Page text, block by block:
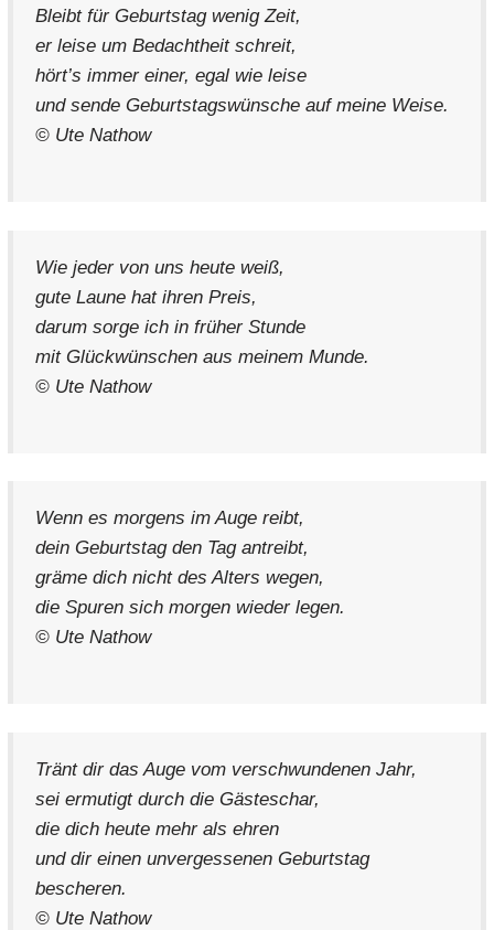
Bleibt für Geburtstag wenig Zeit,
er leise um Bedachtheit schreit,
hört’s immer einer, egal wie leise
und sende Geburtstagswünsche auf meine Weise.
© Ute Nathow
Wie jeder von uns heute weiß,
gute Laune hat ihren Preis,
darum sorge ich in früher Stunde
mit Glückwünschen aus meinem Munde.
© Ute Nathow
Wenn es morgens im Auge reibt,
dein Geburtstag den Tag antreibt,
gräme dich nicht des Alters wegen,
die Spuren sich morgen wieder legen.
© Ute Nathow
Tränt dir das Auge vom verschwundenen Jahr,
sei ermutigt durch die Gästeschar,
die dich heute mehr als ehren
und dir einen unvergessenen Geburtstag
bescheren.
© Ute Nathow